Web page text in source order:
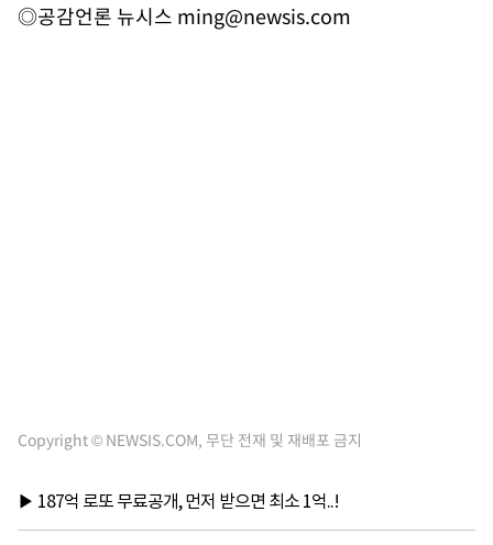
◎공감언론 뉴시스 ming@newsis.com
Copyright © NEWSIS.COM, 무단 전재 및 재배포 금지